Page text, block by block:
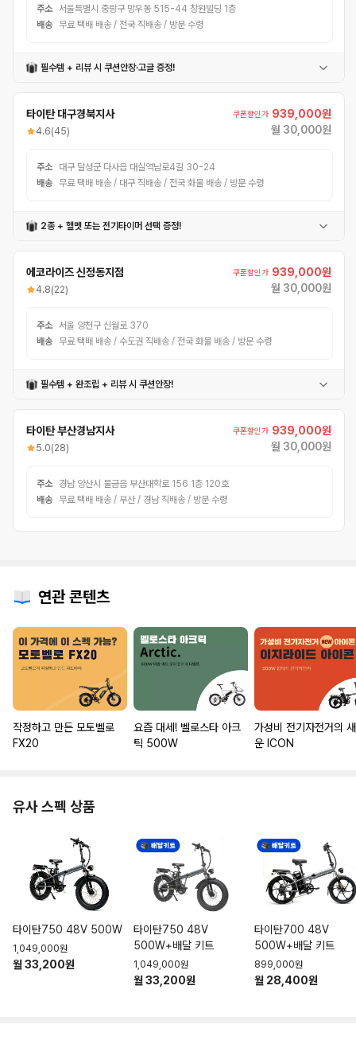
주소 서울특별시 중랑구 망우동 515-44 창원빌딩 1층
배송
무료 택배 배송 / 전국 직배송 / 방문 수령
필수템 + 리뷰 시 쿠션안장·고글 증정!
로티세척제
전방바구니 변색고글
타이탄 대구경북지사
4.6(45)
쿠폰할인가 939,000원
월 30,000원
주소
대구 달성군 다사읍 대실역남로4길 30-24
배송
무료 택배 배송 / 대구 직배송 / 전국 화물 배송 / 방문 수령
2종 + 헬멧 또는 전기타이머 선택 증정!
에코라이즈 신정동지점
4.8(22)
쿠폰할인가 939,000원
월 30,000원
주소 서울 양천구 신월로 370
배송
무료 택배 배송 / 수도권 직배송 / 전국 화물 배송 / 방문 수령
필수템 + 완조립 + 리뷰 시 쿠션안장!
타이탄 부산경남지사
5.0(28)
쿠폰할인가 939,000원
월 30,000원
주소
경남 양산시 물금읍 부산대학로 156 1층 120호
배송
무료 택배 배송 / 부산 / 경남 직배송 / 방문 수령
연관 콘텐츠
작정하고 만든 모토벨로
FX20
요즘 대세! 벨로스타 아크
틱 500W
가성비 전기자전거의
운 ICON
유사 스펙 상품
타이탄750 48V 500W
1,049,000원
월 33,200원
타이탄750 48V
500W+배달 키트
1,049,000원
월 33,200원
타이탄700 48V
500W+배달 키트
899,000원
월 28,400원